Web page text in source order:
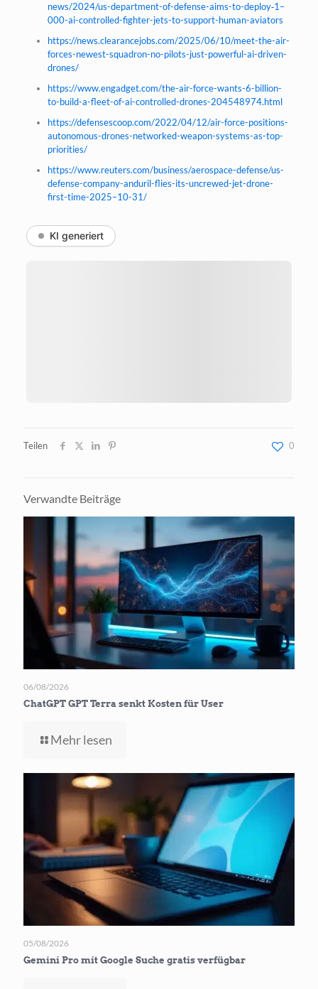
news/2024/us-department-of-defense-aims-to-deploy‑1–
000-ai-controlled-fighter-jets-to-support-human-aviators
https://news.clearancejobs.com/2025/06/10/meet-the-air-
forces-newest-squadron-no-pilots-just-powerful-ai-driven-
drones/
https://www.engadget.com/the-air-force-wants-6-billion-
to-build-a-fleet-of-ai-controlled-drones-204548974.html
https://defensescoop.com/2022/04/12/air-force-positions-
autonomous-drones-networked-weapon-systems-as-top-
priorities/
https://www.reuters.com/business/aerospace-defense/us-
defense-company-anduril-flies-its-uncrewed-jet-drone-
first-time-2025–10-31/
KI generiert
Teilen 0
Verwandte Beiträge
06/08/2026
ChatGPT GPT Terra senkt Kosten für User
Mehr lesen
Terra
Kosten
für User
05/08/2026
Gemini Pro mit Google Suche gratis verfügbar